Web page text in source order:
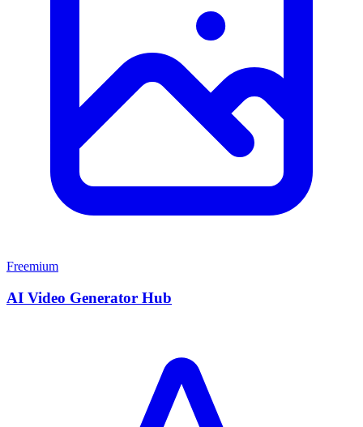
Freemium
AI Video Generator Hub